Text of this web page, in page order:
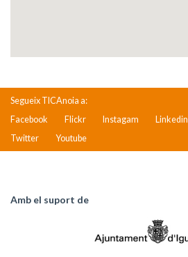
Segueix TICAnoia a:
Facebook
Flickr Instagam Linkedin
Twitter
Youtube
Amb el suport de